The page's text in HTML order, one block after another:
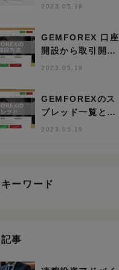
と豪華ボーナスが
2023.05.19
GEMFOREX 口座
開設から取引開始
までの手順と方法
2023.05.19
GEMFOREXのス
プレッド一覧と競
合比較 業界トップ
2023.05.19
ーワード
事